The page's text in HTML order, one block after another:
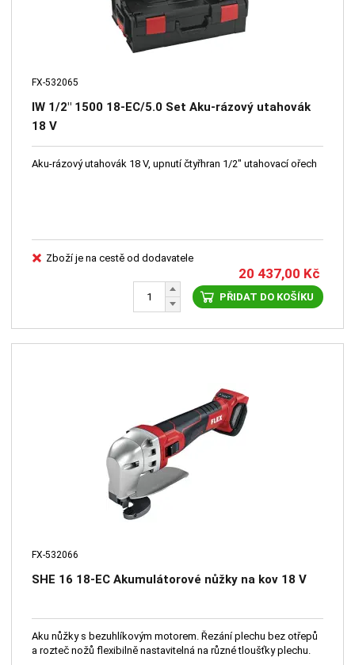
FX-532065
IW 1/2" 1500 18-EC/5.0 Set Aku-rázový utahovák
18 V
Aku-rázový utahovák 18 V, upnutí čtyřhran 1/2" utahovací ořech
Zboží je na cestě od dodavatele
20 437,00 Kč
PŘIDAT DO KOŠÍKU
FX-532066
SHE 16 18-EC Akumulátorové nůžky na kov 18 V
Aku nůžky s bezuhlíkovým motorem. Řezání plechu bez otřepů
a rozteč nožů flexibilně nastavitelná na různé tloušťky plechu.